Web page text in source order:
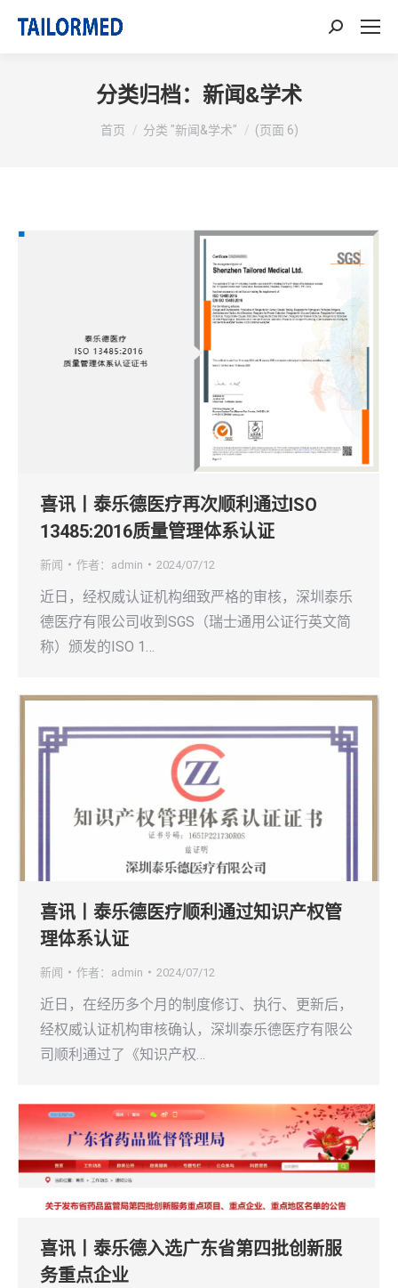
搜
分类归档： 新闻&学术
你在这里：
首页 分类 "新闻&学术" (页面 6)
喜讯丨泰乐德医疗再次顺利通过ISO
13485:2016质量管理体系认证
新闻 作者： admin 2024/07/12
近日，经权威认证机构细致严格的审核，深圳泰乐
德医疗有限公司收到SGS（瑞士通用公证行英文简
称）颁发的ISO 1…
喜讯丨泰乐德医疗顺利通过知识产权管
理体系认证
新闻 作者： admin 2024/07/12
近日，在经历多个月的制度修订、执行、更新后，
经权威认证机构审核确认，深圳泰乐德医疗有限公
司顺利通过了《知识产权…
喜讯丨泰乐德入选广东省第四批创新服
务重点企业